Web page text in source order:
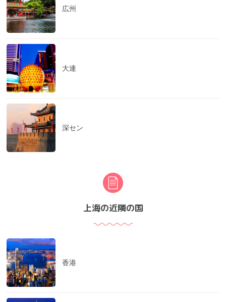
広州
大連
深セン
上海の近隣の国
香港